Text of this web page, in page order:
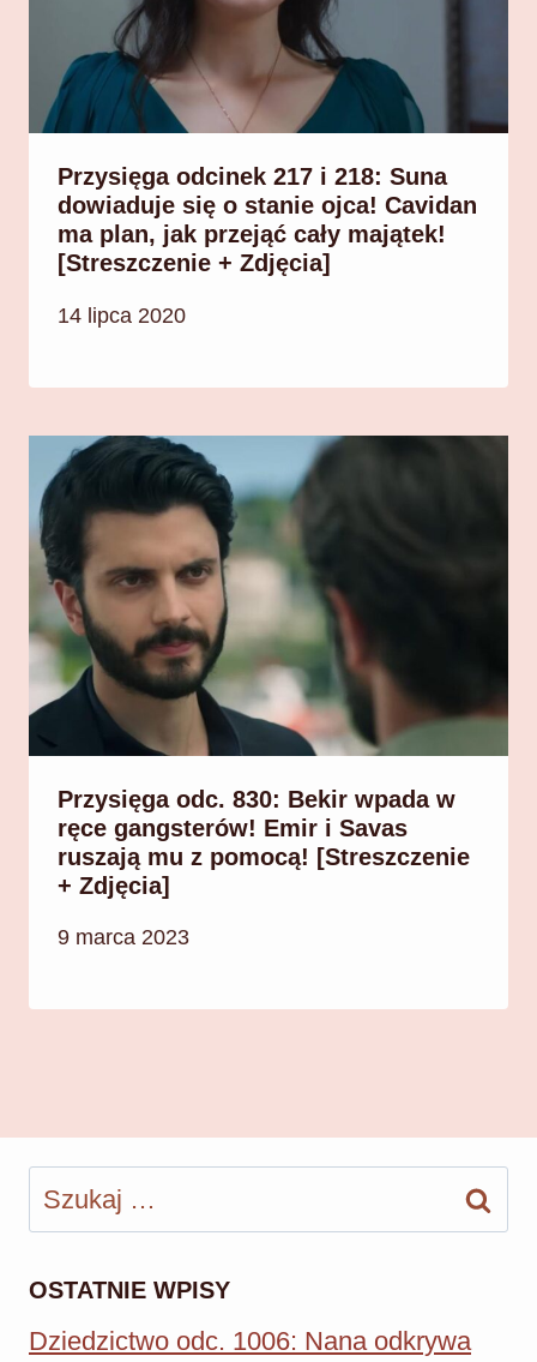
Przysięga odcinek 217 i 218: Suna
dowiaduje się o stanie ojca! Cavidan
ma plan, jak przejąć cały majątek!
[Streszczenie + Zdjęcia]
14 lipca 2020
Przysięga odc. 830: Bekir wpada w
ręce gangsterów! Emir i Savas
ruszają mu z pomocą! [Streszczenie
+ Zdjęcia]
9 marca 2023
Szukaj:
OSTATNIE WPISY
Dziedzictwo odc. 1006: Nana odkrywa